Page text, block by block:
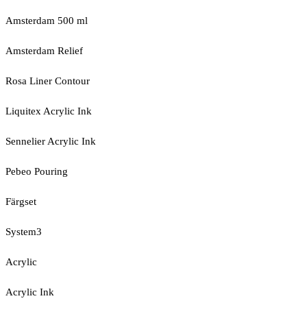
Amsterdam 500 ml
Amsterdam Relief
Rosa Liner Contour
Liquitex Acrylic Ink
Sennelier Acrylic Ink
Pebeo Pouring
Färgset
System3
Acrylic
Acrylic Ink